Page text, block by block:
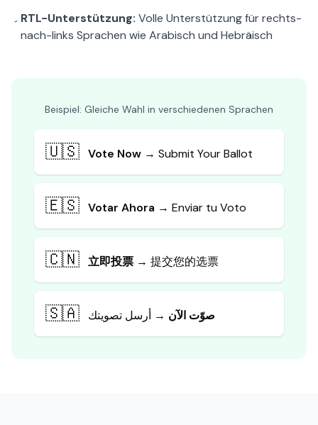
RTL-Unterstützung: Volle Unterstützung für rechts-
nach-links Sprachen wie Arabisch und Hebräisch
Beispiel: Gleiche Wahl in verschiedenen Sprachen
🇺🇸 Vote Now → Submit Your Ballot
🇪🇸 Votar Ahora → Enviar tu Voto
🇨🇳 立即投票 → 提交您的选票
🇸🇦 صوّت الآن → أرسل تصويتك